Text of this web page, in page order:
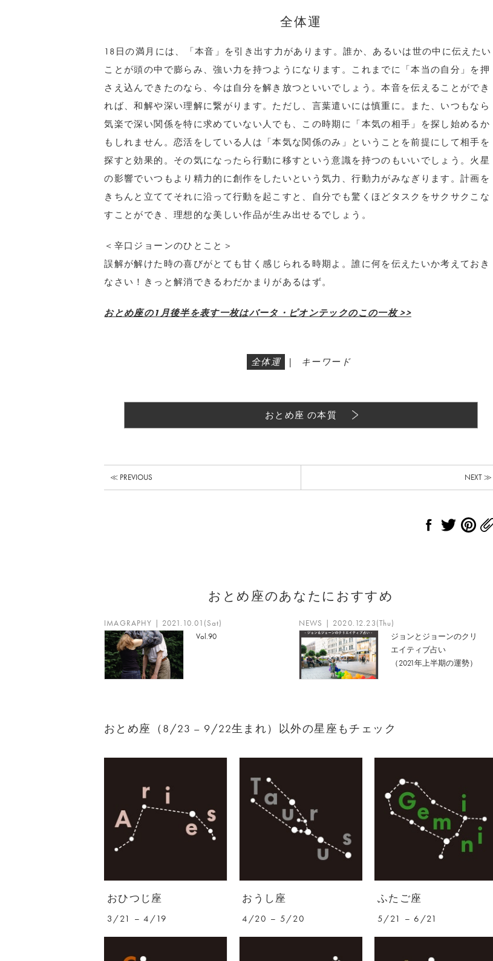
全体運
18日の満月には、「本音」を引き出す力があります。誰か、あるいは世の中に伝えたい
ことが頭の中で膨らみ、強い力を持つようになります。これまでに「本当の自分」を押
さえ込んできたのなら、今は自分を解き放つといいでしょう。本音を伝えることができ
れば、和解や深い理解に繋がります。ただし、言葉遣いには慎重に。また、いつもなら
気楽で深い関係を特に求めていない人でも、この時期に「本気の相手」を探し始めるか
もしれません。恋活をしている人は「本気な関係のみ」ということを前提にして相手を
探すと効果的。その気になったら行動に移すという意識を持つのもいいでしょう。火星
の影響でいつもより精力的に創作をしたいという気力、行動力がみなぎります。計画を
きちんと立ててそれに沿って行動を起こすと、自分でも驚くほどタスクをサクサクこな
すことができ、理想的な美しい作品が生み出せるでしょう。
＜辛口ジョーンのひとこと＞
誤解が解けた時の喜びがとても甘く感じられる時期よ。誰に何を伝えたいか考えておき
なさい！きっと解消できるわだかまりがあるはず。
おとめ座の1月後半を表す一枚はバータ・ピオンテックのこの一枚 >>
全体運 | キーワード
おとめ座 の本質
≪ PREVIOUS NEXT ≫
おとめ座のあなたにおすすめ
IMAGRAPHY | 2021.10.01(Sat)
Vol.90
NEWS | 2020.12.23(Thu)
ジョンとジョーンのクリ
エイティブ占い
（2021年上半期の運勢）
おとめ座（8/23 – 9/22生まれ）以外の星座もチェック
おひつじ座
3/21 – 4/19
おうし座
4/20 – 5/20
ふたご座
5/21 – 6/21